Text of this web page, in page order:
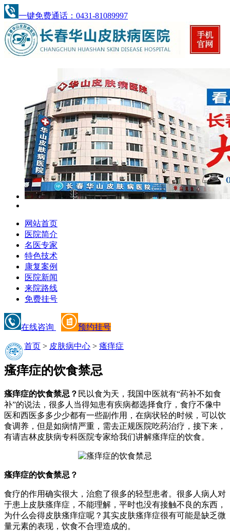
一键免费通话：0431-81089997
网站首页
医院简介
名医专家
特色技术
康复案例
医院新闻
来院路线
免费挂号
在线咨询 预约挂号
首页 > 皮肤病中心 > 瘙痒症
瘙痒症的饮食禁忌
瘙痒症的饮食禁忌？ 民以食为天，我国中医就有“药补不如食
补”的说法，很多人当得知患有疾病都选择食疗，食疗不像中
医和西医多多少少都有一些副作用，在病状轻的时候，可以饮
食调养，但是如病情严重，需去正规医院吃药治疗，接下来，
有请吉林皮肤病专科医院专家给我们讲解瘙痒症的饮食。
瘙痒症的饮食禁忌？
食疗的作用确实很大，治愈了很多的轻型患者。很多人病人对
于患上皮肤瘙痒症，不能理解，平时也没有接触不良的东西，
为什么会得皮肤瘙痒症呢？其实皮肤瘙痒症很有可能是缺乏微
量元素的表现，饮食不合理造成的。